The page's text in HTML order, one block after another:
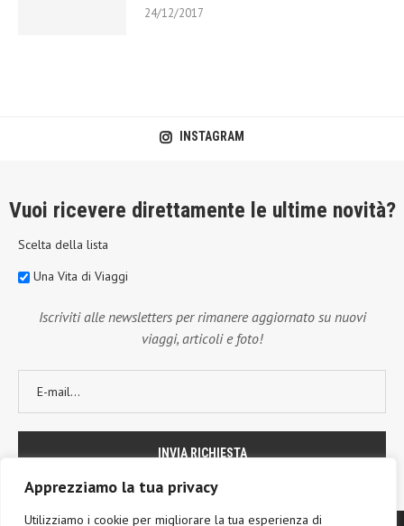
Apprezziamo la tua privacy
Utilizziamo i cookie per migliorare la tua esperienza di
24/12/2017
INSTAGRAM
Vuoi ricevere direttamente le ultime novità?
Scelta della lista
Una Vita di Viaggi
Iscriviti alle newsletters per rimanere aggiornato su nuovi
viaggi, articoli e foto!